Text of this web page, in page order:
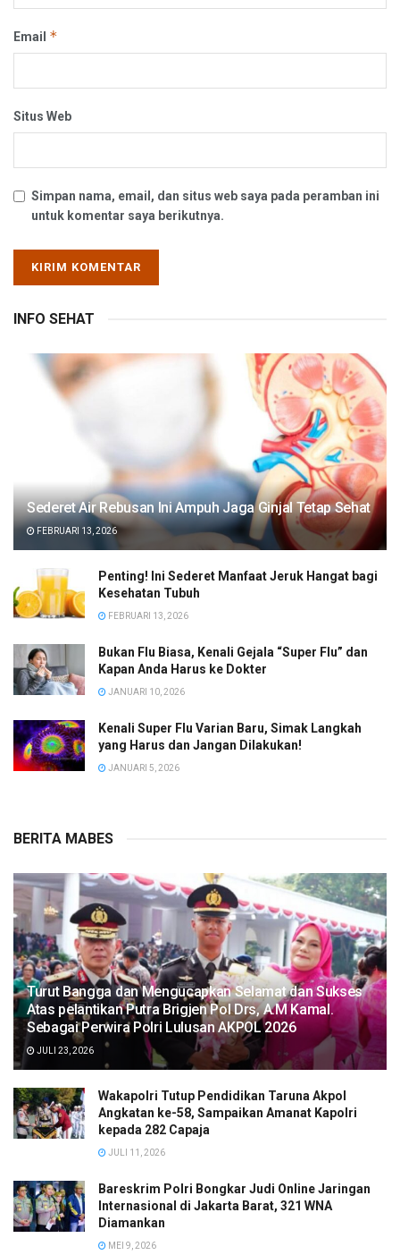
Email *
Situs Web
Simpan nama, email, dan situs web saya pada peramban ini
untuk komentar saya berikutnya.
INFO SEHAT
Sederet Air Rebusan Ini Ampuh Jaga Ginjal Tetap Sehat
FEBRUARI 13, 2026
Penting! Ini Sederet Manfaat Jeruk Hangat bagi
Kesehatan Tubuh
FEBRUARI 13, 2026
Bukan Flu Biasa, Kenali Gejala “Super Flu” dan
Kapan Anda Harus ke Dokter
JANUARI 10, 2026
Kenali Super Flu Varian Baru, Simak Langkah
yang Harus dan Jangan Dilakukan!
JANUARI 5, 2026
BERITA MABES
Turut Bangga dan Mengucapkan Selamat dan Sukses
Atas pelantikan Putra Brigjen Pol Drs, A.M Kamal.
Sebagai Perwira Polri Lulusan AKPOL 2026
JULI 23, 2026
Wakapolri Tutup Pendidikan Taruna Akpol
Angkatan ke-58, Sampaikan Amanat Kapolri
kepada 282 Capaja
JULI 11, 2026
Bareskrim Polri Bongkar Judi Online Jaringan
Internasional di Jakarta Barat, 321 WNA
Diamankan
MEI 9, 2026